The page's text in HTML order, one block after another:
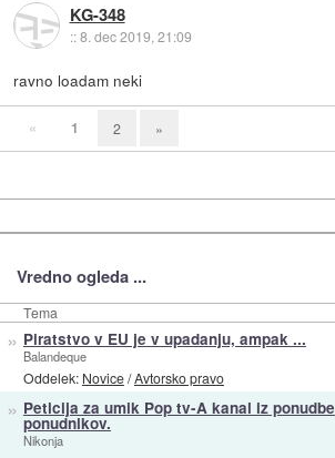
KG-348
::8. dec 2019, 21:09
ravno loadam neki
« 1 2 »
Vredno ogleda ...
Tema
» Piratstvo v EU je v upadanju, ampak ...
Balandeque
Oddelek: Novice/Avtorsko pravo
» Peticija za umik Pop tv-A kanal iz ponudbe
ponudnikov.
Nikonja